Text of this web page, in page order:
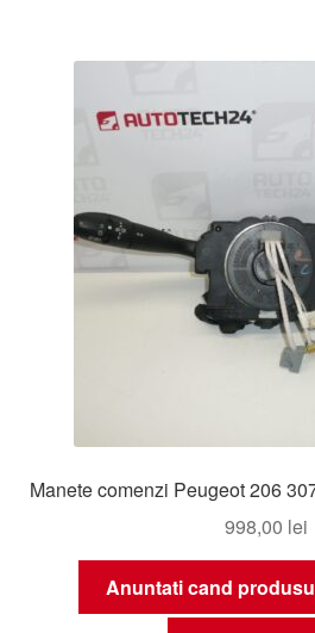
Manete comenzi Peugeot 206
998,00 lei
Anuntati cand